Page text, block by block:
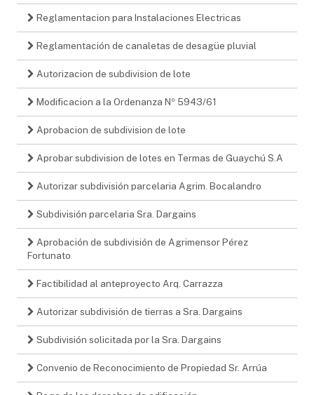
Reglamentacion para Instalaciones Electricas
Reglamentación de canaletas de desagüe pluvial
Autorizacion de subdivision de lote
Modificacion a la Ordenanza Nº 5943/61
Aprobacion de subdivision de lote
Aprobar subdivision de lotes en Termas de Guaychú S.A
Autorizar subdivisión parcelaria Agrim. Bocalandro
Subdivisión parcelaria Sra. Dargains
Aprobación de subdivisión de Agrimensor Pérez
Fortunato
Factibilidad al anteproyecto Arq. Carrazza
Autorizar subdivisión de tierras a Sra. Dargains
Subdivisión solicitada por la Sra. Dargains
Convenio de Reconocimiento de Propiedad Sr. Arrúa